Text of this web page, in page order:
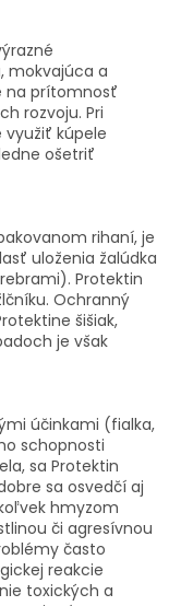
mokvajúca a
na prítomnosť
rozvoju. Pri
kúpele
ošetriť
rihaní, je
uloženia žalúdka
Protektin
Ochranný
šišiak,
je však
účinkami (fialka,
schopnosti
sa Protektin
sa osvedčí aj
hmyzom
či agresívnou
často
reakcie
toxických a